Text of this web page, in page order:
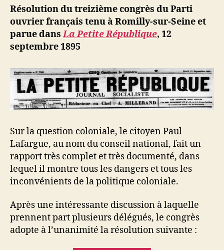
ji
Résolution du treizième congrès du Parti
ouvrier français tenu à Romilly-sur-Seine et
parue dansLa Petite République, 12
septembre 1895
Sur la question coloniale, le citoyen Paul
Lafargue, au nom du conseil national, fait un
rapport très complet et très documenté, dans
lequel il montre tous les dangers et tous les
inconvénients de la politique coloniale.
Après une intéressante discussion à laquelle
prennent part plusieurs délégués, le congrès
adopte à l’unanimité la résolution suivante :